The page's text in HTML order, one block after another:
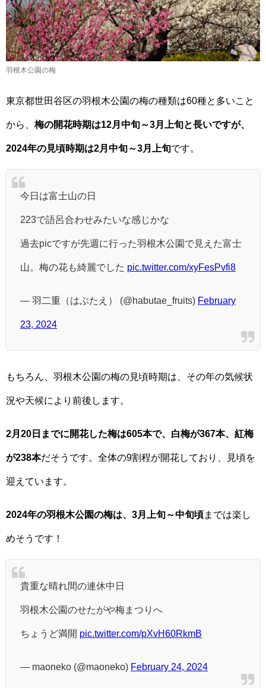
羽根木公園の梅
東京都世田谷区の羽根木公園の梅の種類は60種と多いこと
から、 梅の開花時期は12月中旬～3月上旬と長いですが、
2024年の見頃時期は2月中旬～3月上旬です。
今日は富士山の日
223で語呂合わせみたいな感じかな
過去picですが先週に行った羽根木公園で見えた富士
山。梅の花も綺麗でした pic.twitter.com/xyFesPvfi8
— 羽二重（はぶたえ） (@habutae_fruits) February
23, 2024
もちろん、羽根木公園の梅の見頃時期は、その年の気候状
況や天候により前後します。
2月20日までに開花した梅は605本で、白梅が367本、紅梅
が238本だそうです。全体の9割程が開花しており、見頃を
迎えています。
2024年の羽根木公園の梅は、3月上旬～中旬頃までは楽し
めそうです！
貴重な晴れ間の連休中日
羽根木公園のせたがや梅まつりへ
ちょうど満開 pic.twitter.com/pXvH60RkmB
— maoneko (@maoneko) February 24, 2024